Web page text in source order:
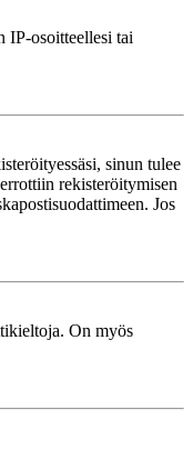
IP-osoitteellesi tai
sinun tulee
rekisteröitymisen
Jos
On myös